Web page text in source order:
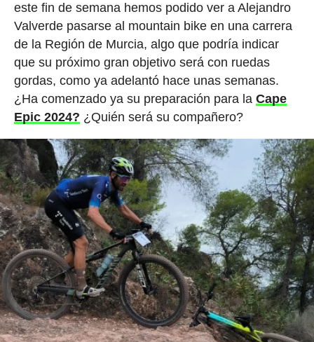
este fin de semana hemos podido ver a Alejandro
Valverde pasarse al mountain bike en una carrera
de la Región de Murcia, algo que podría indicar
que su próximo gran objetivo será con ruedas
gordas, como ya adelantó hace unas semanas.
¿Ha comenzado ya su preparación para la Cape
Epic 2024? ¿Quién será su compañero?